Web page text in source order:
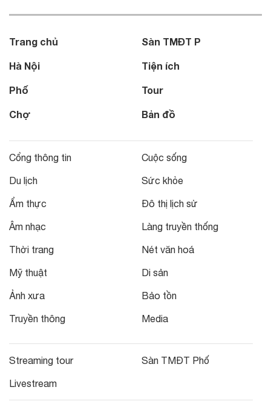
Trang chủ
Hà Nội
Phố
Chợ
Sàn TMĐT P
Tiện ích
Tour
Bản đồ
Cổng thông tin
Du lịch
Ẩm thực
Âm nhạc
Thời trang
Mỹ thuật
Ảnh xưa
Truyền thông
Cuộc sống
Sức khỏe
Đô thị lịch sử
Làng truyền thống
Nét văn hoá
Di sản
Bảo tồn
Media
Streaming tour
Livestream
Sàn TMĐT Phố